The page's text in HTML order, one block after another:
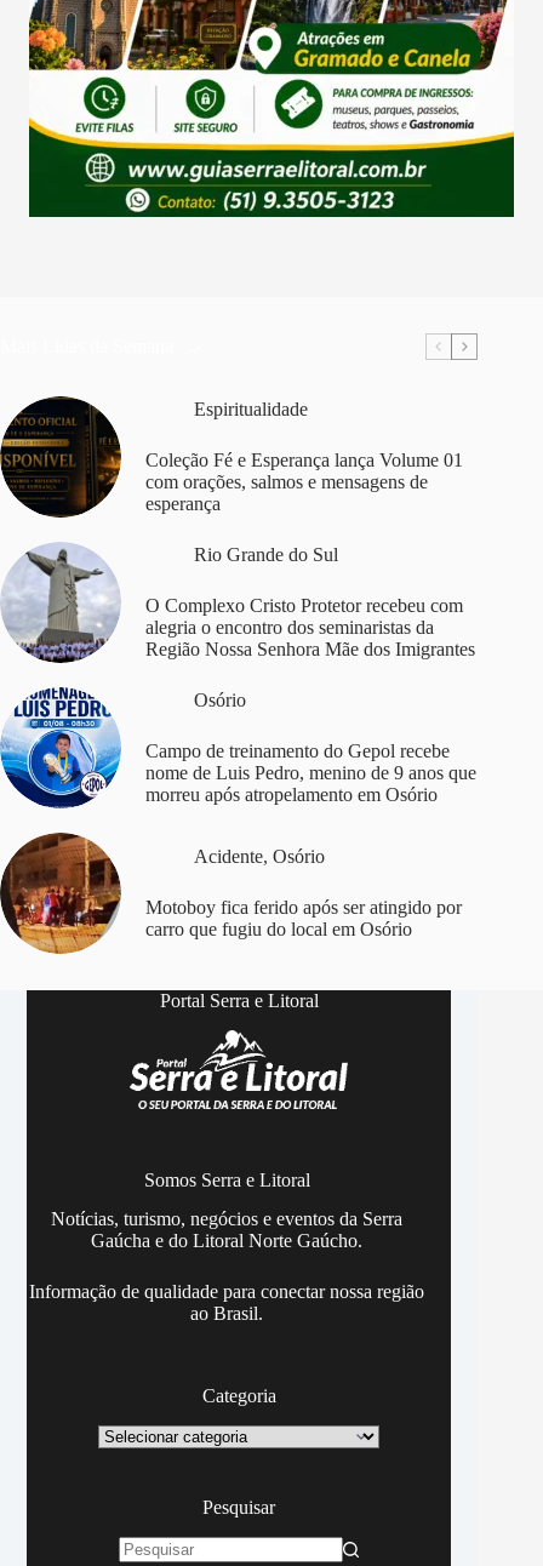
Espiritualidade
Coleção Fé e Esperança lança Volume 01
com orações, salmos e mensagens de
esperança
Rio Grande do Sul
O Complexo Cristo Protetor recebeu com
alegria o encontro dos seminaristas da
Região Nossa Senhora Mãe dos Imigrantes
Osório
Campo de treinamento do Gepol recebe
nome de Luis Pedro, menino de 9 anos que
morreu após atropelamento em Osório
Acidente, Osório
Motoboy fica ferido após ser atingido por
carro que fugiu do local em Osório
Portal Serra e Litoral
Somos Serra e Litoral
Notícias, turismo, negócios e eventos da Serra
Gaúcha e do Litoral Norte Gaúcho.
Informação de qualidade para conectar nossa região
ao Brasil.
Categoria
Categoria
Pesquisar